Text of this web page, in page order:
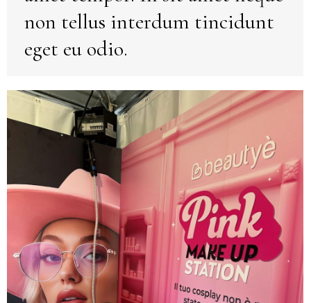
non tellus interdum tincidunt
eget eu odio.